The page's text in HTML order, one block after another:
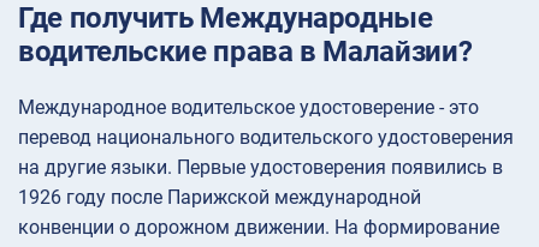
Где получить Международные
водительские права в Малайзии?
Международное водительское удостоверение - это
перевод национального водительского удостоверения
на другие языки. Первые удостоверения появились в
1926 году после Парижской международной
конвенции о дорожном движении. На формирование